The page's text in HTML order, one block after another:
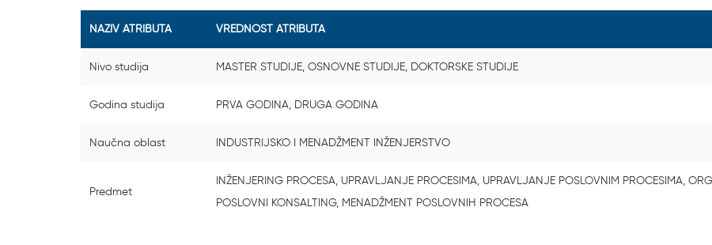
NAZIV ATRIBUTA VREDNOST ATRIBUTA
Nivo studija MASTER STUDIJE, OSNOVNE STUDIJE, DOKTORSKE STUDIJE
Godina studija PRVA GODINA, DRUGA GODINA
Naučna oblast INDUSTRIJSKO I MENADŽMENT INŽENJERSTVO
Predmet
INŽENJERING PROCESA, UPRAVLJANJE PROCESIMA, UPRAVLJANJE POSLOVNIM PROCESIMA,
POSLOVNI KONSALTING, MENADŽMENT POSLOVNIH PROCESA